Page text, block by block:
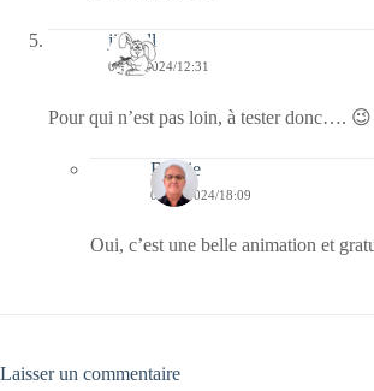
jill bill
03/10/2024/12:31
Pour qui n’est pas loin, à tester donc…. 😉
Bernie
03/10/2024/18:09
Oui, c’est une belle animation et
Laisser un commentaire